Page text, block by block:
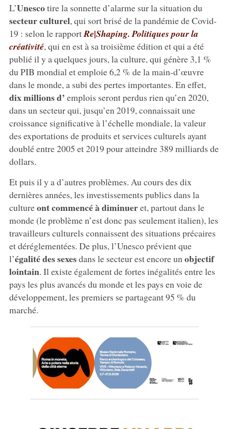
L’Unescotire la sonnette d’alarme sur la situation du
secteur culturel, qui sort brisé de la pandémie de Covid-
19 : selon le rapportRe|Shaping. Politiques pour la
créativité, qui en est à sa troisième édition et qui a été
publié il y a quelques jours, la culture, qui génère 3,1 %
du PIB mondial et emploie 6,2 % de la main-d’œuvre
dans le monde, a subi des pertes importantes. En effet,
dix millions d’ emplois seront perdus rien qu’en 2020,
dans un secteur qui, jusqu’en 2019, connaissait une
croissance significative à l’échelle mondiale, la valeur
des exportations de produits et services culturels ayant
doublé entre 2005 et 2019 pour atteindre 389 milliards de
dollars.
Et puis il y a d’autres problèmes. Au cours des dix
dernières années, les investissements publics dans la
cultureont commencé à diminueret, partout dans le
monde (le problème n’est donc pas seulement italien), les
travailleurs culturels connaissent des situations précaires
et déréglementées. De plus, l’Unesco prévient que
l’égalité des sexesdans le secteur est encore un objectif
lointain. Il existe également de fortes inégalités entre les
pays les plus avancés du monde et les pays en voie de
développement, les premiers se partageant 95 % du
marché.